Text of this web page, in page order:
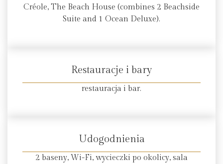
Créole, The Beach House (combines 2 Beachside
Suite and 1 Ocean Deluxe).
Restauracje i bary
restauracja i bar.
Udogodnienia
2 baseny, Wi-Fi, wycieczki po okolicy, sala